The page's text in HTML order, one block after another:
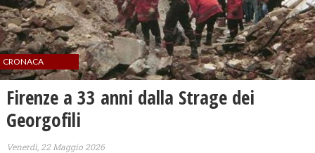
CRONACA
Firenze a 33 anni dalla Strage dei
Georgofili
Venerdì, 22 Maggio 2026